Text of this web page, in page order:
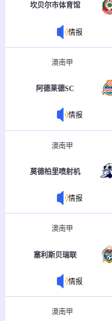
坎贝尔市体育馆
情报
澳南甲
阿德莱德SC
情报
澳南甲
莫德柏里喷射机
情报
澳南甲
塞利斯贝瑞联
情报
澳南甲